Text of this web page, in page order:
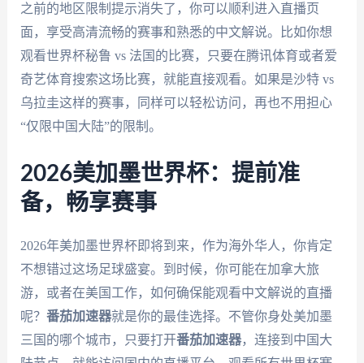
之前的地区限制提示消失了，你可以顺利进入直播页
面，享受高清流畅的赛事和熟悉的中文解说。比如你想
观看世界杯秘鲁 vs 法国的比赛，只要在腾讯体育或者爱
奇艺体育搜索这场比赛，就能直接观看。如果是沙特 vs
乌拉圭这样的赛事，同样可以轻松访问，再也不用担心
“仅限中国大陆”的限制。
2026美加墨世界杯：提前准
备，畅享赛事
2026年美加墨世界杯即将到来，作为海外华人，你肯定
不想错过这场足球盛宴。到时候，你可能在加拿大旅
游，或者在美国工作，如何确保能观看中文解说的直播
呢？ 番茄加速器就是你的最佳选择。不管你身处美加墨
三国的哪个城市，只要打开番茄加速器，连接到中国大